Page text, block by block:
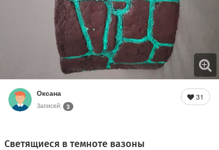
Оксана
Записей: 3
31
Светящиеся в темноте вазоны